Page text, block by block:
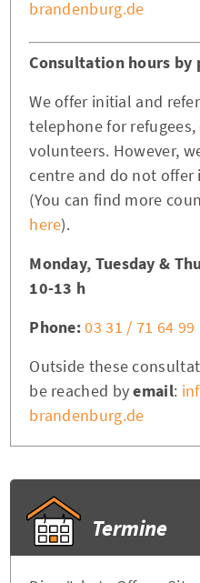
brandenburg.de
Consultation hours by
We offer initial and
telephone for
volunteers. However,
centre and do not
(You can find more
here).
Monday, Tuesday &
10-13 h
Phone:03 31 / 71 64 99
Outside these
be reached byemail:
brandenburg.de
Termine